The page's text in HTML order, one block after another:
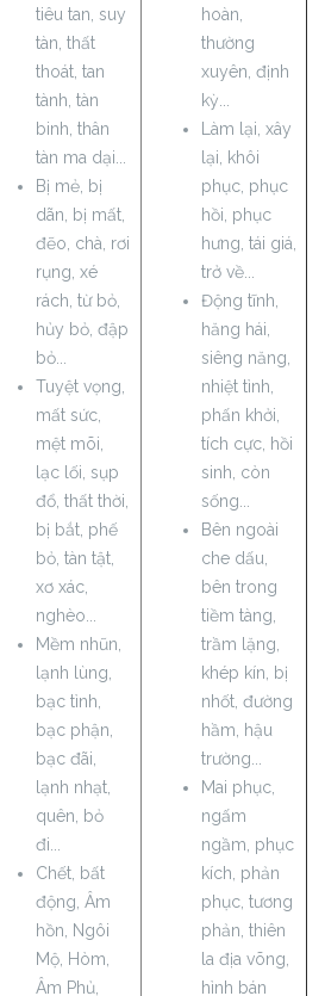
tiêu tan, suy
tàn, thất
thoát, tan
tành, tàn
binh, thân
tàn ma dại...
Bị mẻ, bị
dãn, bị mất,
đẽo, chà, rơi
rụng, xé
rách, từ bỏ,
hủy bỏ, đập
bỏ...
Tuyệt vọng,
mất sức,
mệt mõi,
lạc lối, sụp
đổ, thất thời,
bị bắt, phế
bỏ, tàn tật,
xơ xác,
nghèo...
Mềm nhũn,
lạnh lùng,
bạc tình,
bạc phận,
bạc đãi,
lạnh nhạt,
quên, bỏ
đi...
Chết, bất
động, Âm
hồn, Ngôi
Mộ, Hòm,
Âm Phủ,
hoàn,
thường
xuyên, định
kỳ...
Làm lại, xây
lại, khôi
phục, phục
hồi, phục
hưng, tái giá,
trở về...
Động tĩnh,
hăng hái,
siêng năng,
nhiệt tình,
phấn khởi,
tích cực, hồi
sinh, còn
sống...
Bên ngoài
che dấu,
bên trong
tiềm tàng,
trầm lặng,
khép kín, bị
nhốt, đường
hầm, hậu
trường...
Mai phục,
ngấm
ngầm, phục
kích, phản
phục, tương
phản, thiên
la địa võng,
hình bán